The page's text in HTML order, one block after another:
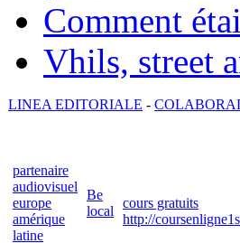
Comment
Vhils, street
LINEA EDITORIALE -
partenaire
audiovisuel
europe
amérique
latine
Be
local
cours gratuits
http://